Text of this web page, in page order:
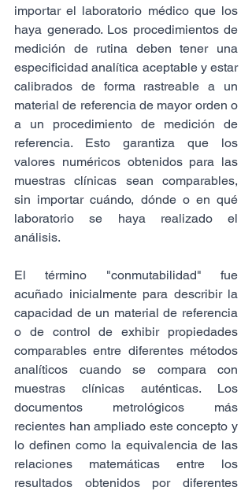
importar el laboratorio médico que los
haya generado. Los procedimientos de
medición de rutina deben tener una
especificidad analítica aceptable y estar
calibrados de forma rastreable a un
material de referencia de mayor orden o
a un procedimiento de medición de
referencia. Esto garantiza que los
valores numéricos obtenidos para las
muestras clínicas sean comparables,
sin importar cuándo, dónde o en qué
laboratorio se haya realizado el
análisis.
El término "conmutabilidad" fue
acuñado inicialmente para describir la
capacidad de un material de referencia
o de control de exhibir propiedades
comparables entre diferentes métodos
analíticos cuando se compara con
muestras clínicas auténticas. Los
documentos metrológicos más
recientes han ampliado este concepto y
lo definen como la equivalencia de las
relaciones matemáticas entre los
resultados obtenidos por diferentes